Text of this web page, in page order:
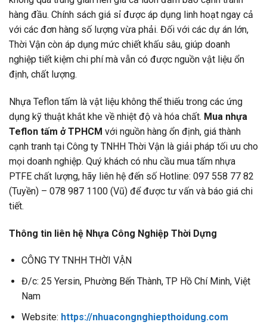
hàng đầu. Chính sách giá sỉ được áp dụng linh hoạt ngay cả
với các đơn hàng số lượng vừa phải. Đối với các dự án lớn,
Thời Vận còn áp dụng mức chiết khấu sâu, giúp doanh
nghiệp tiết kiệm chi phí mà vẫn có được nguồn vật liệu ổn
định, chất lượng.
Nhựa Teflon tấm là vật liệu không thể thiếu trong các ứng
dụng kỹ thuật khắt khe về nhiệt độ và hóa chất. Mua nhựa
Teflon tấm ở TPHCM với nguồn hàng ổn định, giá thành
cạnh tranh tại Công ty TNHH Thời Vận là giải pháp tối ưu cho
mọi doanh nghiệp. Quý khách có nhu cầu mua tấm nhựa
PTFE chất lượng, hãy liên hệ đến số Hotline: 097 558 77 82
(Tuyền) – 078 987 1100 (Vũ) để được tư vấn và báo giá chi
tiết.
Thông tin liên hệ Nhựa Công Nghiệp Thời Dựng
CÔNG TY TNHH THỜI VẬN
Đ/c: 25 Yersin, Phường Bến Thành, TP Hồ Chí Minh, Việt
Nam
Website: https://nhuacongnghiepthoidung.com